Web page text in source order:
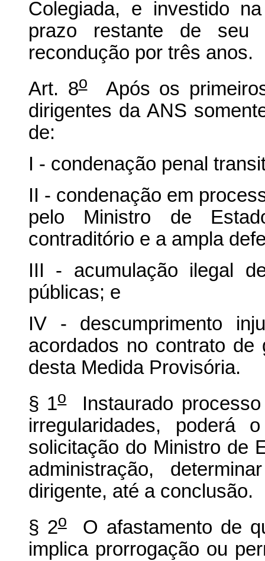
Colegiada, e investido
prazo restante de seu
recondução por três anos.
Art. 8oApós os
dirigentes da ANS
de:
I - condenação penal
II - condenação em
pelo Ministro de
contraditório e a ampla
III - acumulação ilegal
públicas; e
IV - descumprimento
acordados no contrato
desta Medida Provisória.
§ 1oInstaurado processo
irregularidades, poderá
solicitação do Ministro de
administração,
dirigente, até a conclusão.
§ 2oO afastamento de
implica prorrogação ou